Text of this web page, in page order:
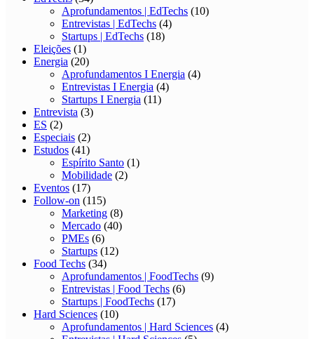
Aprofundamentos | EdTechs (10)
Entrevistas | EdTechs (4)
Startups | EdTechs (18)
Eleições (1)
Energia (20)
Aprofundamentos I Energia (4)
Entrevistas I Energia (4)
Startups I Energia (11)
Entrevista (3)
ES (2)
Especiais (2)
Estudos (41)
Espírito Santo (1)
Mobilidade (2)
Eventos (17)
Follow-on (115)
Marketing (8)
Mercado (40)
PMEs (6)
Startups (12)
Food Techs (34)
Aprofundamentos | FoodTechs (9)
Entrevistas | Food Techs (6)
Startups | FoodTechs (17)
Hard Sciences (10)
Aprofundamentos | Hard Sciences (4)